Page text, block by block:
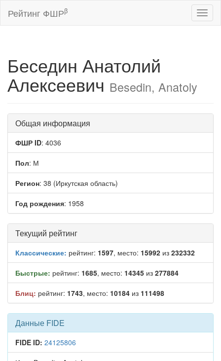
Рейтинг ФШРβ
Беседин Анатолий
Алексеевич Besedin, Anatoly
Общая информация
ФШР ID: 4036
Пол: М
Регион: 38 (Иркутская область)
Год рождения: 1958
Текущий рейтинг
Классические: рейтинг: 1597, место: 15992 из 232332
Быстрые: рейтинг: 1685, место: 14345 из 277884
Блиц: рейтинг: 1743, место: 10184 из 111498
Данные FIDE
FIDE ID: 24125806